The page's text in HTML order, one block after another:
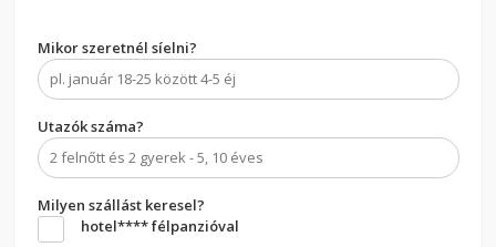
Mikor szeretnél síelni?
Utazók száma?
Milyen szállást keresel?
hotel**** félpanzióval